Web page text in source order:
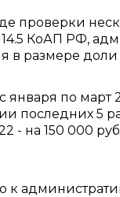
проверки
КоАП РФ,
в размере
по
5
- на 150 000